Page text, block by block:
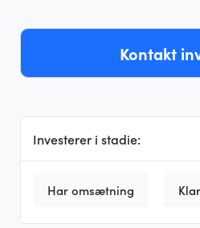
Kontakt
Investerer i stadie:
Har omsætning